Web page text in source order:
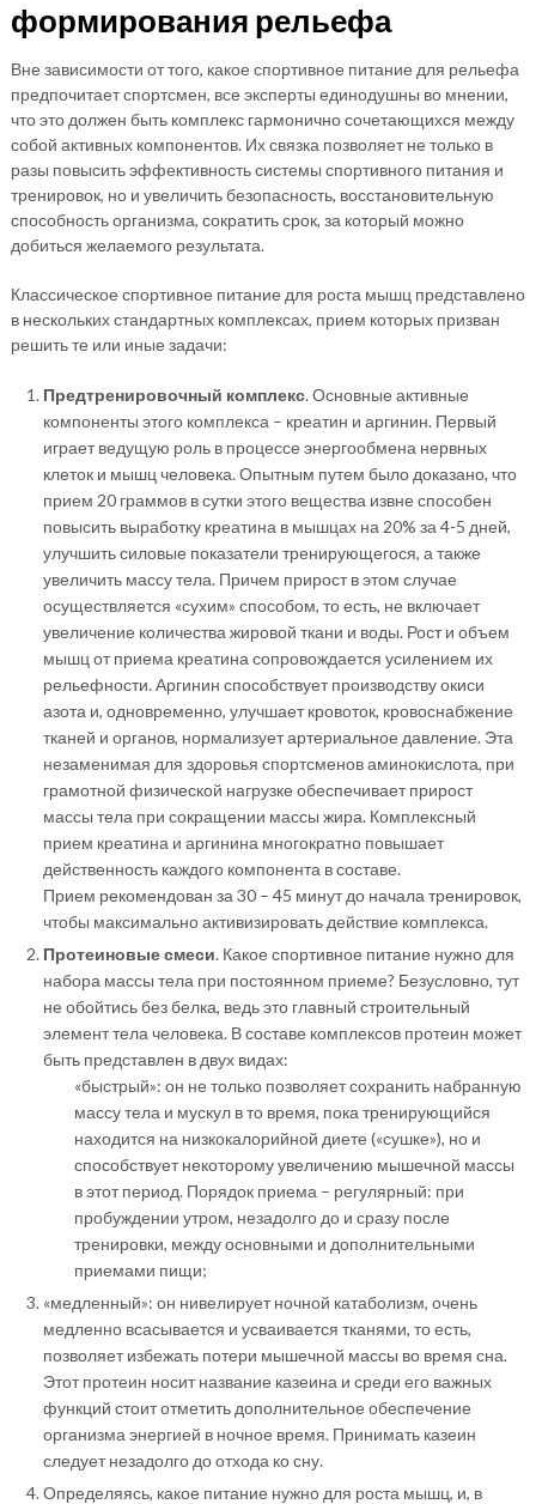
формирования рельефа
Вне зависимости от того, какое спортивное питание для рельефа
предпочитает спортсмен, все эксперты единодушны во мнении,
что это должен быть комплекс гармонично сочетающихся между
собой активных компонентов. Их связка позволяет не только в
разы повысить эффективность системы спортивного питания и
тренировок, но и увеличить безопасность, восстановительную
способность организма, сократить срок, за который можно
добиться желаемого результата.
Классическое спортивное питание для роста мышц представлено
в нескольких стандартных комплексах, прием которых призван
решить те или иные задачи:
Предтренировочный комплекс. Основные активные
компоненты этого комплекса – креатин и аргинин. Первый
играет ведущую роль в процессе энергообмена нервных
клеток и мышц человека. Опытным путем было доказано, что
прием 20 граммов в сутки этого вещества извне способен
повысить выработку креатина в мышцах на 20% за 4-5 дней,
улучшить силовые показатели тренирующегося, а также
увеличить массу тела. Причем прирост в этом случае
осуществляется «сухим» способом, то есть, не включает
увеличение количества жировой ткани и воды. Рост и объем
мышц от приема креатина сопровождается усилением их
рельефности. Аргинин способствует производству окиси
азота и, одновременно, улучшает кровоток, кровоснабжение
тканей и органов, нормализует артериальное давление. Эта
незаменимая для здоровья спортсменов аминокислота, при
грамотной физической нагрузке обеспечивает прирост
массы тела при сокращении массы жира. Комплексный
прием креатина и аргинина многократно повышает
действенность каждого компонента в составе.
Прием рекомендован за 30 – 45 минут до начала тренировок,
чтобы максимально активизировать действие комплекса.
Протеиновые смеси. Какое спортивное питание нужно для
набора массы тела при постоянном приеме? Безусловно, тут
не обойтись без белка, ведь это главный строительный
элемент тела человека. В составе комплексов протеин может
быть представлен в двух видах:
«быстрый»: он не только позволяет сохранить набранную
массу тела и мускул в то время, пока тренирующийся
находится на низкокалорийной диете («сушке»), но и
способствует некоторому увеличению мышечной массы
в этот период. Порядок приема – регулярный: при
пробуждении утром, незадолго до и сразу после
тренировки, между основными и дополнительными
приемами пищи;
«медленный»: он нивелирует ночной катаболизм, очень
медленно всасывается и усваивается тканями, то есть,
позволяет избежать потери мышечной массы во время сна.
Этот протеин носит название казеина и среди его важных
функций стоит отметить дополнительное обеспечение
организма энергией в ночное время. Принимать казеин
следует незадолго до отхода ко сну.
Определяясь, какое питание нужно для роста мышц, и, в